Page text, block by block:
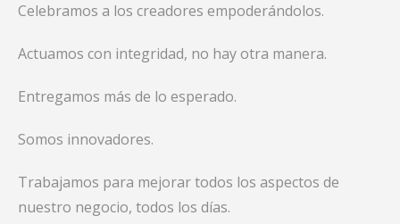
Celebramos a los creadores empoderándolos.
Actuamos con integridad, no hay otra manera.
Entregamos más de lo esperado.
Somos innovadores.
Trabajamos para mejorar todos los aspectos de
nuestro negocio, todos los días.